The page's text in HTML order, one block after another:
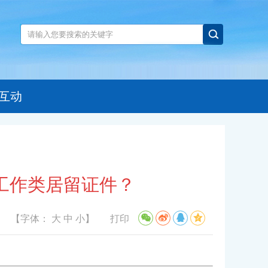
动
类居留证件？
【字体： 大 中 小】 打印